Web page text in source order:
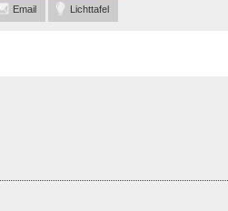
Lichttafel
Email